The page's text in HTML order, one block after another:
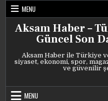
Skip
content
MENU
Aksam Haber –
Güncel Son
Aksam Haber ile Türkiye
siyaset, ekonomi, spor,
ve güvenilir
MENU